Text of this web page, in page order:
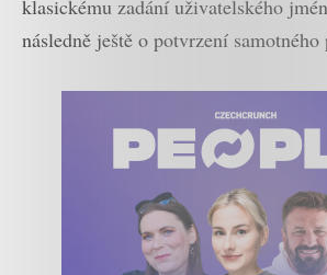
klasickému zadání uživatelského
následně ještě o potvrzení samotného